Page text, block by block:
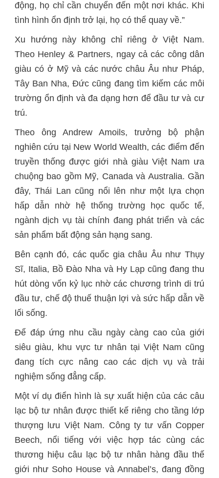
động, họ chỉ cần chuyển đến một nơi khác. Khi
tình hình ổn định trở lại, họ có thể quay về.”
Xu hướng này không chỉ riêng ở Việt Nam.
Theo Henley & Partners, ngay cả các công dân
giàu có ở Mỹ và các nước châu Âu như Pháp,
Tây Ban Nha, Đức cũng đang tìm kiếm các môi
trường ổn định và đa dạng hơn để đầu tư và cư
trú.
Theo ông Andrew Amoils, trưởng bộ phận
nghiên cứu tại New World Wealth, các điểm đến
truyền thống được giới nhà giàu Việt Nam ưa
chuộng bao gồm Mỹ, Canada và Australia. Gần
đây, Thái Lan cũng nổi lên như một lựa chọn
hấp dẫn nhờ hệ thống trường học quốc tế,
ngành dịch vụ tài chính đang phát triển và các
sản phẩm bất động sản hạng sang.
Bên cạnh đó, các quốc gia châu Âu như Thụy
Sĩ, Italia, Bồ Đào Nha và Hy Lạp cũng đang thu
hút dòng vốn kỷ lục nhờ các chương trình di trú
đầu tư, chế độ thuế thuận lợi và sức hấp dẫn về
lối sống.
Để đáp ứng nhu cầu ngày càng cao của giới
siêu giàu, khu vực tư nhân tại Việt Nam cũng
đang tích cực nâng cao các dịch vụ và trải
nghiệm sống đẳng cấp.
Một ví dụ điển hình là sự xuất hiện của các câu
lạc bộ tư nhân được thiết kế riêng cho tầng lớp
thượng lưu Việt Nam. Công ty tư vấn Copper
Beech, nổi tiếng với việc hợp tác cùng các
thương hiệu câu lạc bộ tư nhân hàng đầu thế
giới như Soho House và Annabel’s, đang đồng